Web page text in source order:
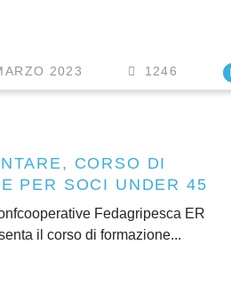
2023 1246
CORSO DI
PER SOCI UNDER 45
Fedagripesca ER
il corso di formazione...